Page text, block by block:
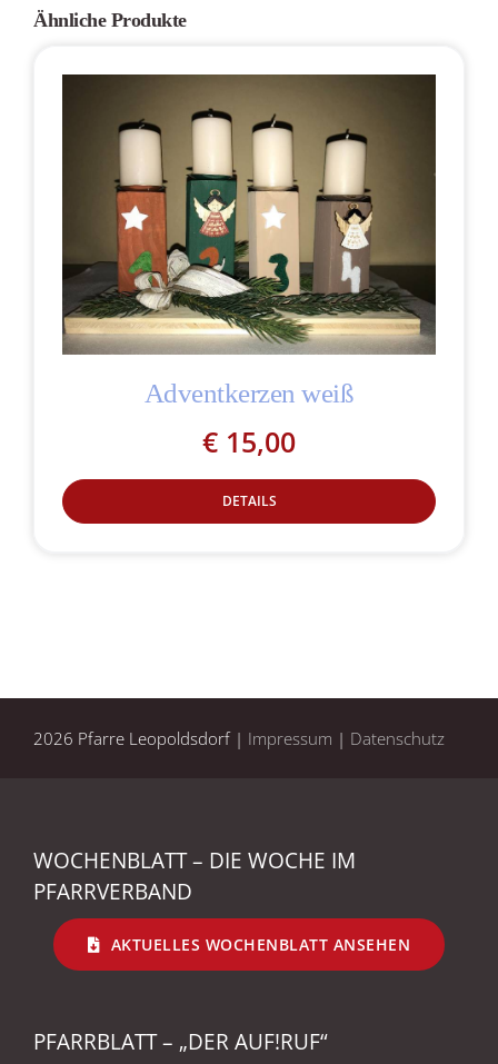
Ähnliche Produkte
Adventkerzen weiß
€ 15,00
DETAILS
2026 Pfarre Leopoldsdorf | Impressum | Datenschutz
WOCHENBLATT – DIE WOCHE IM
PFARRVERBAND
AKTUELLES WOCHENBLATT ANSEHEN
PFARRBLATT – „DER AUF!RUF“